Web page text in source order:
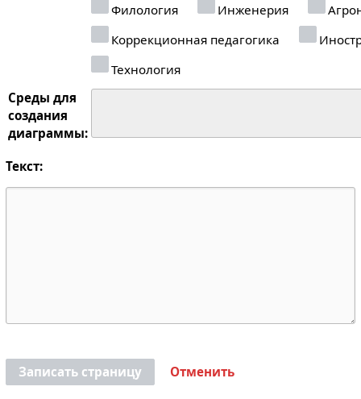
Филология
Инженерия
Коррекционная педагогика
Технология
Среды для
создания
диаграммы:
Текст:
Записать страницу Отменить